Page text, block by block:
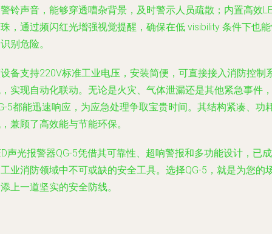
铃声音，能够穿透嘈杂背景，及时警示人员疏散；内置高效
，通过频闪红光增强视觉提醒，确保在低 visibility 条件下也
别危险。
备支持220V标准工业电压，安装简便，可直接接入消防控制
实现自动化联动。无论是火灾、气体泄漏还是其他紧急事件，
5都能迅速响应，为应急处理争取宝贵时间。其结构紧凑、功
兼顾了高效能与节能环保。
声光报警器QG-5凭借其可靠性、超响警报和多功能设计，已成
业消防领域中不可或缺的安全工具。选择QG-5，就是为您的
上一道坚实的安全防线。